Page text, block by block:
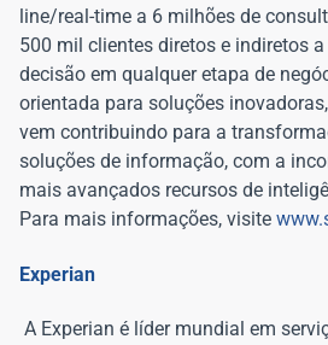
line/real-time a 6 milhões de
500 mil clientes diretos e indiretos
decisão em qualquer etapa de
orientada para soluções
vem contribuindo para a
soluções de informação, com a
mais avançados recursos de
Para mais informações, visite
Experian
A Experian é líder mundial em